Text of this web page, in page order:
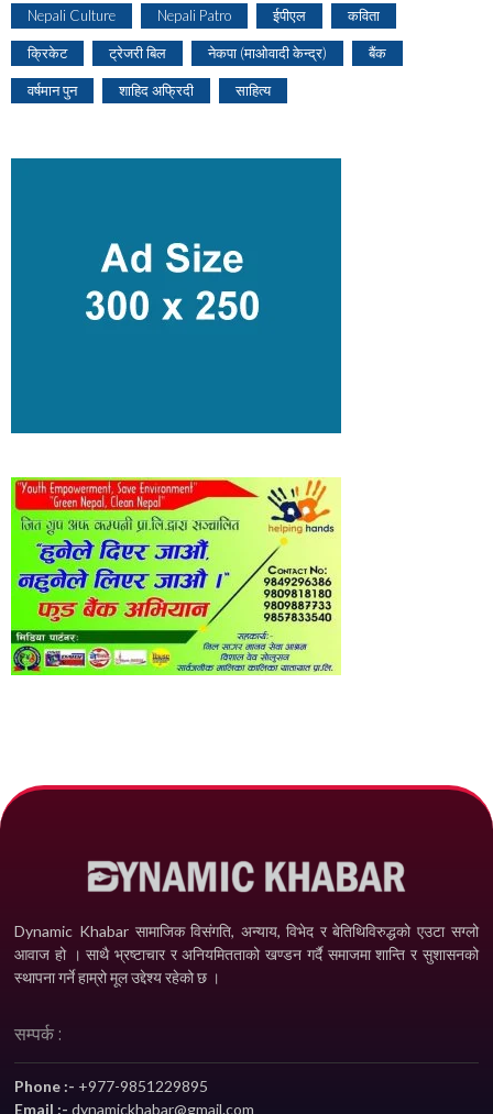
Nepali Culture Nepali Patro ईपीएल कविता
क्रिकेट ट्रेजरी बिल नेकपा (माओवादी केन्द्र) बैंक
वर्षमान पुन शाहिद अफ्रिदी साहित्य
Dynamic Khabar सामाजिक विसंगति, अन्याय, विभेद­ र बेतिथिविरुद्धको एउटा सग्लो
आवाज हो । साथै भ्रष्टाचार र अनियमितताको खण्डन गर्दै समाजमा शान्ति र सुशासनको
स्थापना गर्ने हाम्रो मूल उद्देश्य रहेको छ ।
सम्पर्क :
Phone :- +977-9851229895
Email :-dynamickhabar@gmail.com